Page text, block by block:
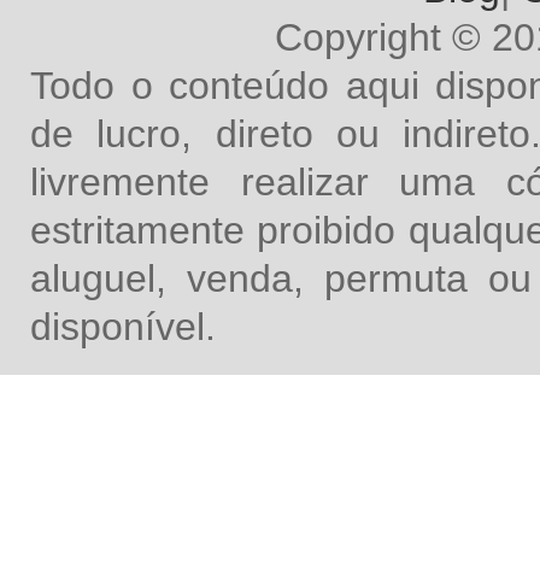
Copyright ©
Todo o conteúdo aqui
de lucro, direto ou
livremente realizar uma
estritamente proibido
aluguel, venda, permuta
disponível.